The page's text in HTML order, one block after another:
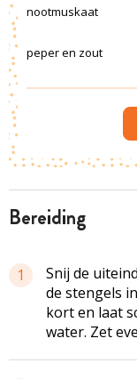
bereiding
1
Snij de
de stengels
kort en laat
water. Zet
nootmuskaat
peper en zout